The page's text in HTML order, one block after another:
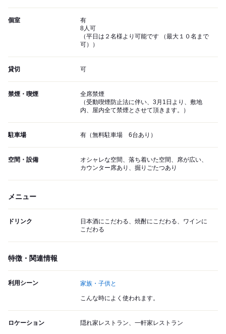
個室
有
8人可
（平日は２名様より可能です （最大１０名まで
可））
貸切 可
禁煙・喫煙
全席禁煙
（受動喫煙防止法に伴い、3月1日より、敷地
内、屋内全て禁煙とさせて頂きます。）
駐車場 有（無料駐車場 6台あり）
空間・設備
オシャレな空間、落ち着いた空間、席が広い、
カウンター席あり、掘りごたつあり
メニュー
ドリンク
日本酒にこだわる、焼酎にこだわる、ワインに
こだわる
特徴・関連情報
利用シーン 家族・子供と
こんな時によく使われます。
ロケーション 隠れ家レストラン、一軒家レストラン